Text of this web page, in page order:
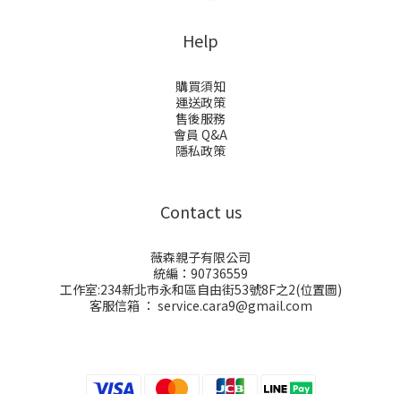
Help
購買須知
運送政策
售後服務
會員 Q&A
隱私政策
Contact us
薇森親子有限公司
統編：90736559
工作室:234新北市永和區自由街53號8F之2(位置圖)
客服信箱 ： service.cara9@gmail.com